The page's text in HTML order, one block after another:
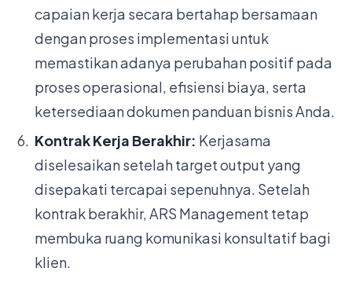
capaian kerja secara bertahap bersamaan
dengan proses implementasi untuk
memastikan adanya perubahan positif pada
proses operasional, efisiensi biaya, serta
ketersediaan dokumen panduan bisnis Anda.
Kontrak Kerja Berakhir: Kerjasama
diselesaikan setelah target output yang
disepakati tercapai sepenuhnya. Setelah
kontrak berakhir, ARS Management tetap
membuka ruang komunikasi konsultatif bagi
klien.